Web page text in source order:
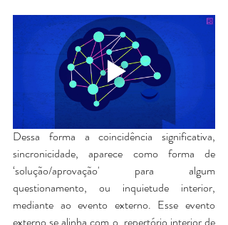
Dessa forma a coincidência significativa,
sincronicidade, aparece como forma de
‘solução/aprovação' para algum
questionamento, ou inquietude interior,
mediante ao evento externo. Esse evento